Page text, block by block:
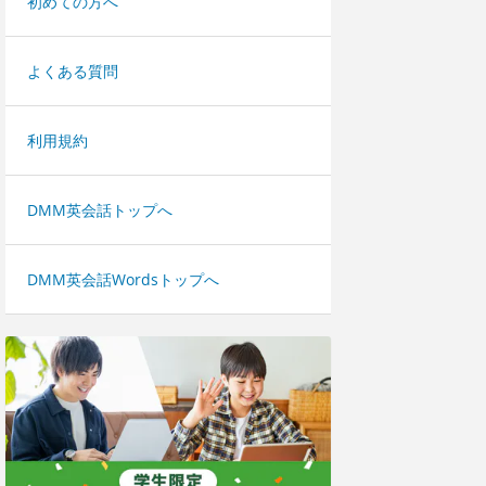
よくある質問
利用規約
DMM英会話トップへ
DMM英会話Wordsトップへ